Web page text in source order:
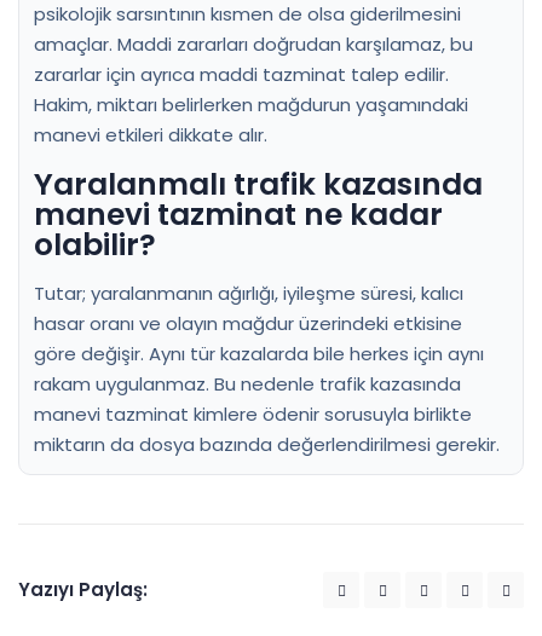
psikolojik sarsıntının kısmen de olsa giderilmesini
amaçlar. Maddi zararları doğrudan karşılamaz, bu
zararlar için ayrıca maddi tazminat talep edilir.
Hakim, miktarı belirlerken mağdurun yaşamındaki
manevi etkileri dikkate alır.
Yaralanmalı trafik kazasında
manevi tazminat ne kadar
olabilir?
Tutar; yaralanmanın ağırlığı, iyileşme süresi, kalıcı
hasar oranı ve olayın mağdur üzerindeki etkisine
göre değişir. Aynı tür kazalarda bile herkes için aynı
rakam uygulanmaz. Bu nedenle trafik kazasında
manevi tazminat kimlere ödenir sorusuyla birlikte
miktarın da dosya bazında değerlendirilmesi gerekir.
Yazıyı Paylaş: